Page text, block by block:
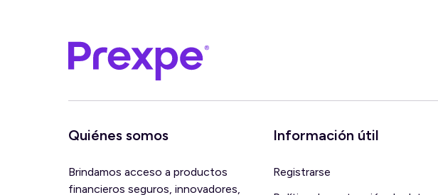
Quiénes somos
Brindamos acceso a productos
financieros seguros, innovadores,
Información útil
Registrarse